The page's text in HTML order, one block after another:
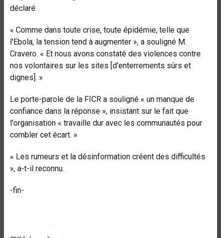
déclaré.
« Comme dans toute crise, toute épidémie, telle que
l'Ebola, la tension tend à augmenter », a souligné M.
Cravero. « Et nous avons constaté des violences contre
nos volontaires sur les sites [d'enterrements sûrs et
dignes]. »
Le porte-parole de la FICR a souligné « un manque de
confiance dans la réponse », insistant sur le fait que
l'organisation « travaille dur avec les communautés pour
combler cet écart. »
« Les rumeurs et la désinformation créent des difficultés
», a-t-il reconnu.
-fin-